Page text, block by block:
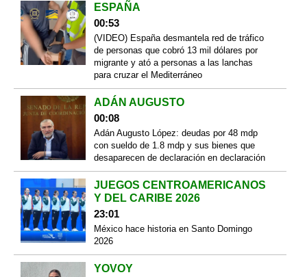
ESPAÑA
00:53
(VIDEO) España desmantela red de tráfico
de personas que cobró 13 mil dólares por
migrante y ató a personas a las lanchas
para cruzar el Mediterráneo
ADÁN AUGUSTO
00:08
Adán Augusto López: deudas por 48 mdp
con sueldo de 1.8 mdp y sus bienes que
desaparecen de declaración en declaración
JUEGOS CENTROAMERICANOS
Y DEL CARIBE 2026
23:01
México hace historia en Santo Domingo
2026
YOVOY